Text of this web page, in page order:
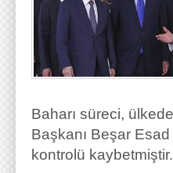
Baharı süreci,
Başkanı Beşar
kontrolü kaybetmiştir.